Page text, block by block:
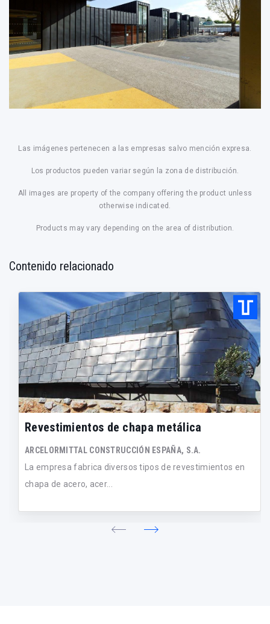
Las imágenes pertenecen a las empresas salvo mención expresa.
Los productos pueden variar según la zona de distribución.
All images are property of the company offering the product unless
otherwise indicated.
Products may vary depending on the area of distribution.
Contenido relacionado
Revestimientos de chapa metálica
ARCELORMITTAL CONSTRUCCIÓN ESPAÑA, S.A.
La empresa fabrica diversos tipos de revestimientos en
chapa de acero, acer...